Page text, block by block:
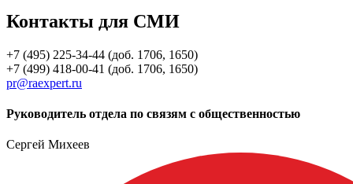
Контакты для СМИ
+7 (495) 225-34-44 (доб. 1706, 1650)
+7 (499) 418-00-41 (доб. 1706, 1650)
pr@raexpert.ru
Руководитель отдела по связям с общественностью
Сергей Михеев